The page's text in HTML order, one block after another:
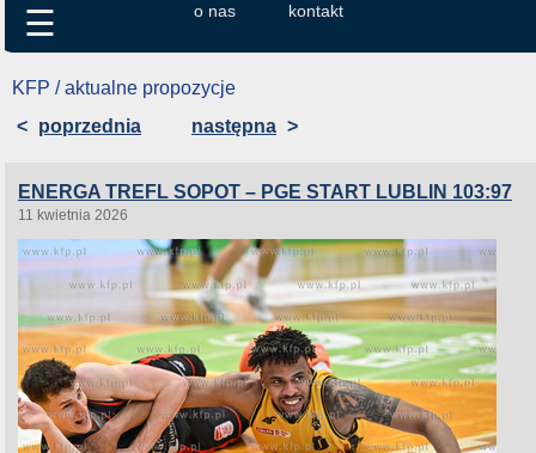
o nas kontakt
☰
KFP / aktualne propozycje
< poprzednia następna >
ENERGA TREFL SOPOT – PGE START LUBLIN 103:97
11 kwietnia 2026